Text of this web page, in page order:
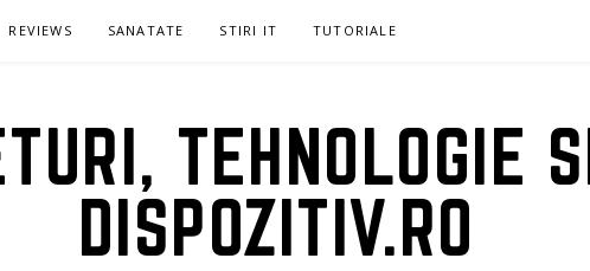
REVIEWS SANATATE STIRI IT TUTORIALE
TEHNOLOGIE
DISPOZITIV.RO